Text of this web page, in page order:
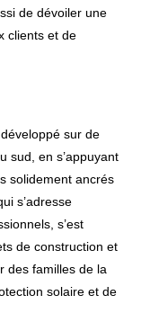
de dévoiler une
clients et de
sur de
sud, en s’appuyant
solidement ancrés
s’adresse
s’est
de construction et
des familles de la
solaire et de